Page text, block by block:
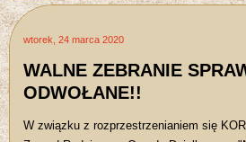
wtorek, 24 marca 2020
WALNE ZEBRANIE
ODWOŁANE!!
W związku z rozprzestrzenianiem się